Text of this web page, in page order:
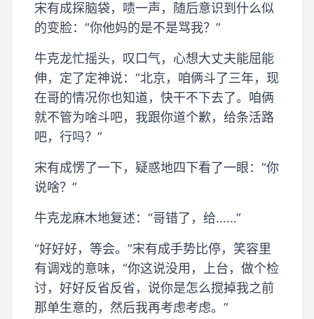
宋有成探脑袋，啧一声，随后意识到什么似
的变脸：“你他妈的是不是骂我？”
牛克龙忙摇头，叹口气，心想大丈夫能屈能
伸，定了定神说：“北京，咱俩斗了三年，现
在哥的情况你也知道，快干不下去了。咱俩
就不管为啥斗吧，我跟你道个歉，给条活路
吧，行吗？”
宋有成愣了一下，疑惑地四下看了一眼：“你
说啥？”
牛克龙麻木地复述：“哥错了，给……”
“好好好，等会。”宋有成手势比停，笑容里
有调戏的意味，“你这说没用，上台，做个检
讨，好好反省反省，说你是怎么搅掉我之前
那单生意的，然后我再考虑考虑。”